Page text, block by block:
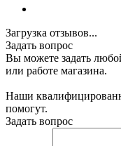
Загрузка отзывов...
Задать вопрос
Вы можете задать
или работе магазина.
Наши
помогут.
Задать вопрос